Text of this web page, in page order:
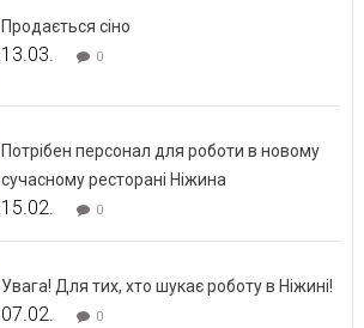
Продається сіно
13.03. 0
Потрібен персонал для роботи в новому
сучасному ресторані Ніжина
15.02. 0
Увага! Для тих, хто шукає роботу в Ніжині!
07.02. 0